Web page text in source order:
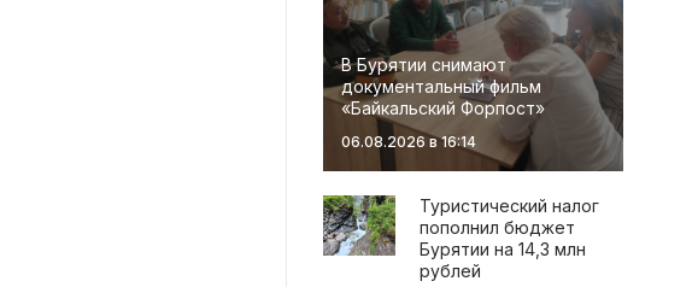
В Бурятии снимают
документальный фильм
«Байкальский Форпост»
06.08.2026 в 16:14
Туристический налог
пополнил бюджет
Бурятии на 14,3 млн
рублей